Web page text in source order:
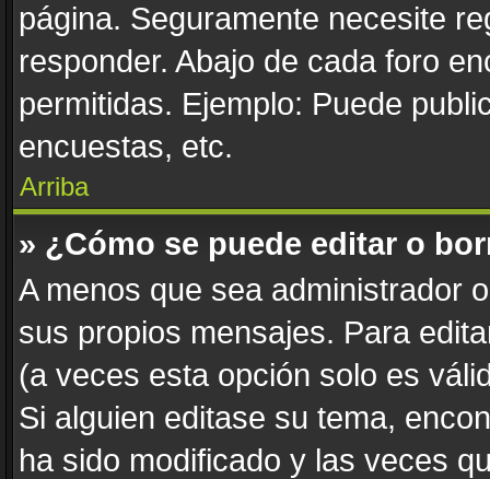
página. Seguramente necesite
responder. Abajo de cada foro
permitidas. Ejemplo: Puede
encuestas, etc.
Arriba
» ¿Cómo se puede editar o
A menos que sea administrador
sus propios mensajes. Para
(a veces esta opción solo es
Si alguien editase su tema,
ha sido modificado y las veces